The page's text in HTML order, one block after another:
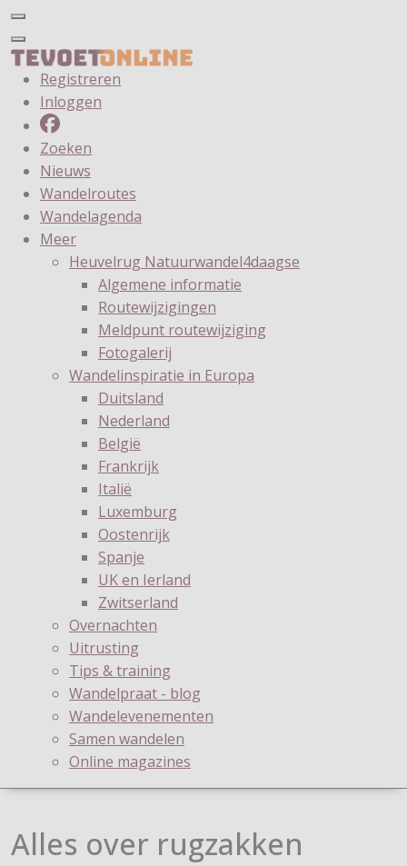
Registreren
Inloggen
Zoeken
Nieuws
Wandelroutes
Wandelagenda
Meer
Heuvelrug Natuurwandel4daagse
Algemene informatie
Routewijzigingen
Meldpunt routewijziging
Fotogalerij
Wandelinspiratie in Europa
Duitsland
Nederland
België
Frankrijk
Italië
Luxemburg
Oostenrijk
Spanje
UK en Ierland
Zwitserland
Overnachten
Uitrusting
Tips & training
Wandelpraat - blog
Wandelevenementen
Samen wandelen
Online magazines
Alles over rugzakken